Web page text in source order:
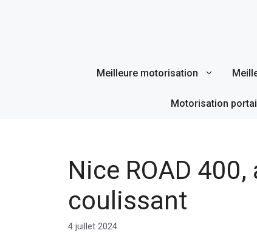
Meilleure motorisation
Motorisation
Nice ROAD
coulissant
4 juillet 2024